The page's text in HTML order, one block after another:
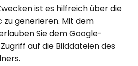
ist es hilfreich über die
zu generieren. Mit dem
Sie dem Google-
auf die Bilddateien des